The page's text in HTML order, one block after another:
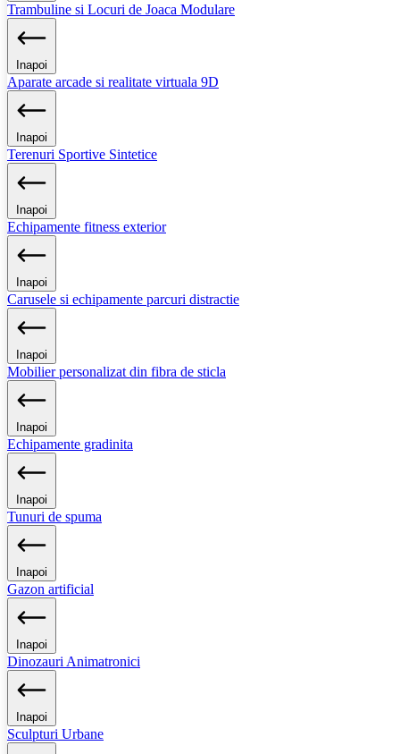
Trambuline si Locuri de Joaca Modulare
Inapoi
Aparate arcade si realitate virtuala 9D
Inapoi
Terenuri Sportive Sintetice
Inapoi
Echipamente fitness exterior
Inapoi
Carusele si echipamente parcuri distractie
Inapoi
Mobilier personalizat din fibra de sticla
Inapoi
Echipamente gradinita
Inapoi
Tunuri de spuma
Inapoi
Gazon artificial
Inapoi
Dinozauri Animatronici
Inapoi
Sculpturi Urbane